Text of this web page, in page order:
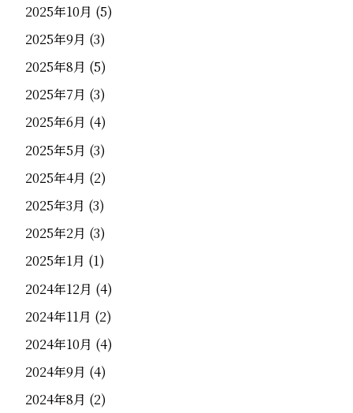
2025年10月 (5)
2025年9月 (3)
2025年8月 (5)
2025年7月 (3)
2025年6月 (4)
2025年5月 (3)
2025年4月 (2)
2025年3月 (3)
2025年2月 (3)
2025年1月 (1)
2024年12月 (4)
2024年11月 (2)
2024年10月 (4)
2024年9月 (4)
2024年8月 (2)